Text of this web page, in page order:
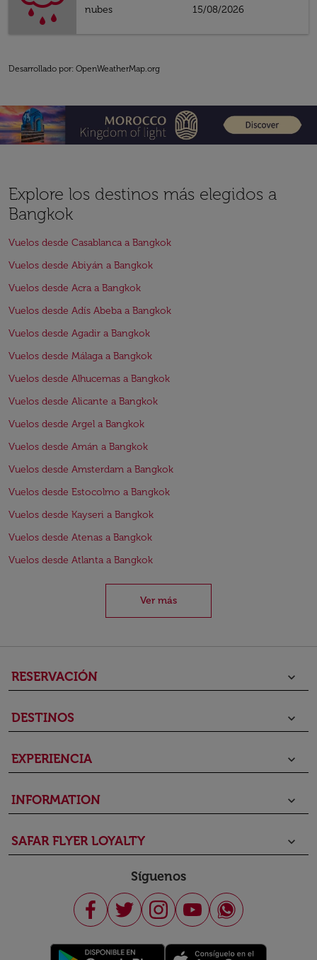
nubes
15/08/2026
Desarrollado por: OpenWeatherMap.org
Explore los destinos más elegidos a
Bangkok
Vuelos desde Casablanca a Bangkok
Vuelos desde Abiyán a Bangkok
Vuelos desde Acra a Bangkok
Vuelos desde Adís Abeba a Bangkok
Vuelos desde Agadir a Bangkok
Vuelos desde Málaga a Bangkok
Vuelos desde Alhucemas a Bangkok
Vuelos desde Alicante a Bangkok
Vuelos desde Argel a Bangkok
Vuelos desde Amán a Bangkok
Vuelos desde Amsterdam a Bangkok
Vuelos desde Estocolmo a Bangkok
Vuelos desde Kayseri a Bangkok
Vuelos desde Atenas a Bangkok
Vuelos desde Atlanta a Bangkok
Ver más
RESERVACIÓN keyboard_arrow_down
DESTINOS keyboard_arrow_down
EXPERIENCIA keyboard_arrow_down
INFORMATION keyboard_arrow_down
SAFAR FLYER LOYALTY keyboard_arrow_down
Síguenos